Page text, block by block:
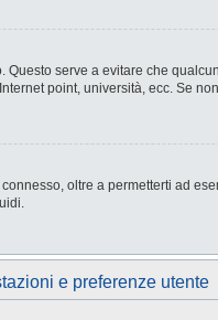
serve a evitare che
point, università, ecc. Se
oltre a permetterti ad
e preferenze utente